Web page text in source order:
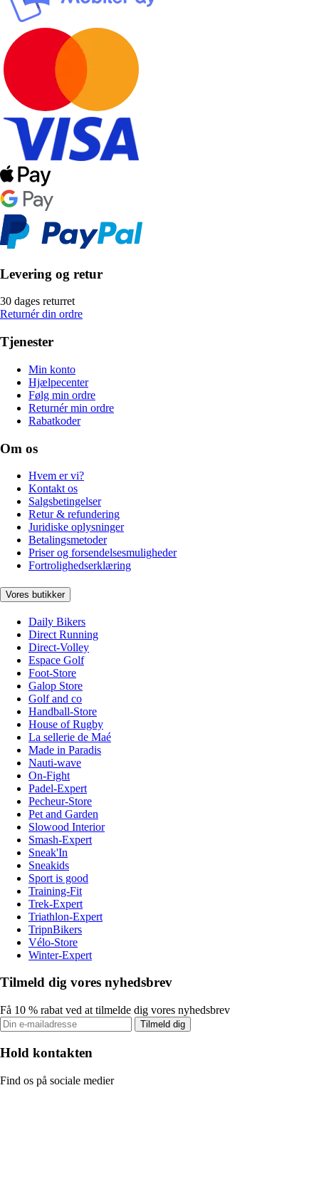
Levering og retur
30 dages returret
Returnér din ordre
Tjenester
Min konto
Hjælpecenter
Følg min ordre
Returnér min ordre
Rabatkoder
Om os
Hvem er vi?
Kontakt os
Salgsbetingelser
Retur & refundering
Juridiske oplysninger
Betalingsmetoder
Priser og forsendelsesmuligheder
Fortrolighedserklæring
Vores butikker
Daily Bikers
Direct Running
Direct-Volley
Espace Golf
Foot-Store
Galop Store
Golf and co
Handball-Store
House of Rugby
La sellerie de Maé
Made in Paradis
Nauti-wave
On-Fight
Padel-Expert
Pecheur-Store
Pet and Garden
Slowood Interior
Smash-Expert
Sneak'In
Sneakids
Sport is good
Training-Fit
Trek-Expert
Triathlon-Expert
TripnBikers
Vélo-Store
Winter-Expert
Tilmeld dig vores nyhedsbrev
Få 10 % rabat ved at tilmelde dig vores nyhedsbrev
Tilmeld dig
Hold kontakten
Find os på sociale medier